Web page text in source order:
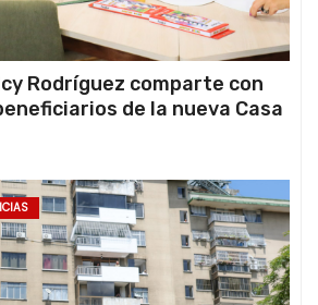
Rodríguez comparte con
de la nueva Casa
Primavera” en Caracas